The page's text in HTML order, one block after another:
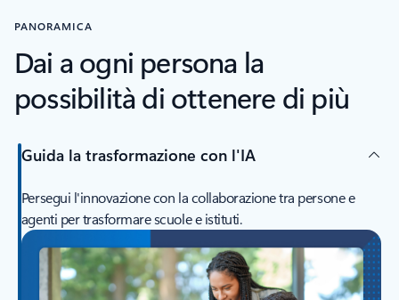
PANORAMICA
Dai a ogni persona la
possibilità di ottenere di più
Guida la trasformazione con l'IA
Persegui l'innovazione con la collaborazione tra persone e
agenti per trasformare scuole e istituti.